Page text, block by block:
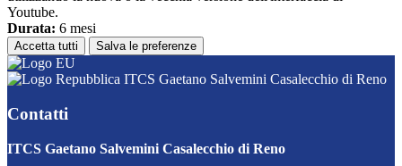
Youtube.
Durata: 6 mesi
Accetta tutti Salva le preferenze
ITCS Gaetano Salvemini Casalecchio di Reno
Contatti
ITCS Gaetano Salvemini Casalecchio di Reno